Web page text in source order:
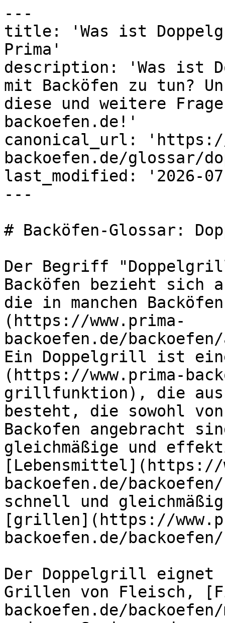
---
title: 'Was ist
Prima'
description: 'Was ist
mit Backöfen zu tun?
diese und weitere
backoefen.de!'
canonical_url: 'https://
backoefen.de/glossar/
last_modified: '2026-
---
# Backöfen-Glossar:
Der Begriff
Backöfen bezieht sich
die in manchen
(https://www.prima-
backoefen.de/
Ein Doppelgrill ist
(https://www.prima-
grillfunktion), die aus
besteht, die sowohl
Backofen angebracht
gleichmäßige und
[Lebensmittel](https://
backoefen.de/
schnell und
[grillen](https://
backoefen.de/
Der Doppelgrill eignet
Grillen von Fleisch,
backoefen.de/